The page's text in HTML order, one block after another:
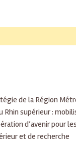
de la Région
Rhin supérieur :
d’avenir pour
et de recherche